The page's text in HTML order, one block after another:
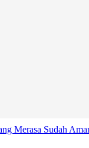
Merasa Sudah